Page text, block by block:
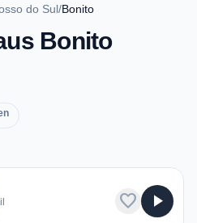
do Sul/Bonito
Bonito
favorite play_arrow